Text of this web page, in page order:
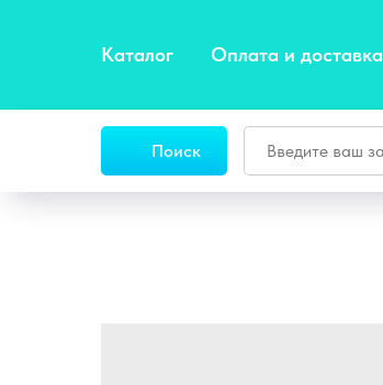
Каталог Оплата и доставка
Поиск